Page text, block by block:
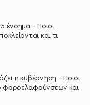
ένσημα – Ποιοι
και τι
η κυβέρνηση – Ποιοι
φοροελαφρύνσεων και